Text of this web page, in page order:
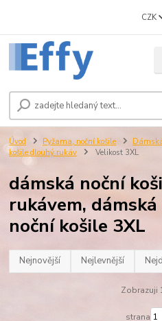
CZK
Úvod Pyžama, noční košile
košile dlouhý rukáv
Velikost 3XL
dámská noční
rukávem,
noční košile 3XL
Nejnovější Nejlevnější
Zobrazuji
strana